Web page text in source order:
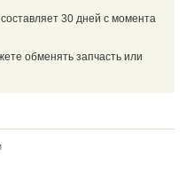
30 дней с момента
обменять запчасть или